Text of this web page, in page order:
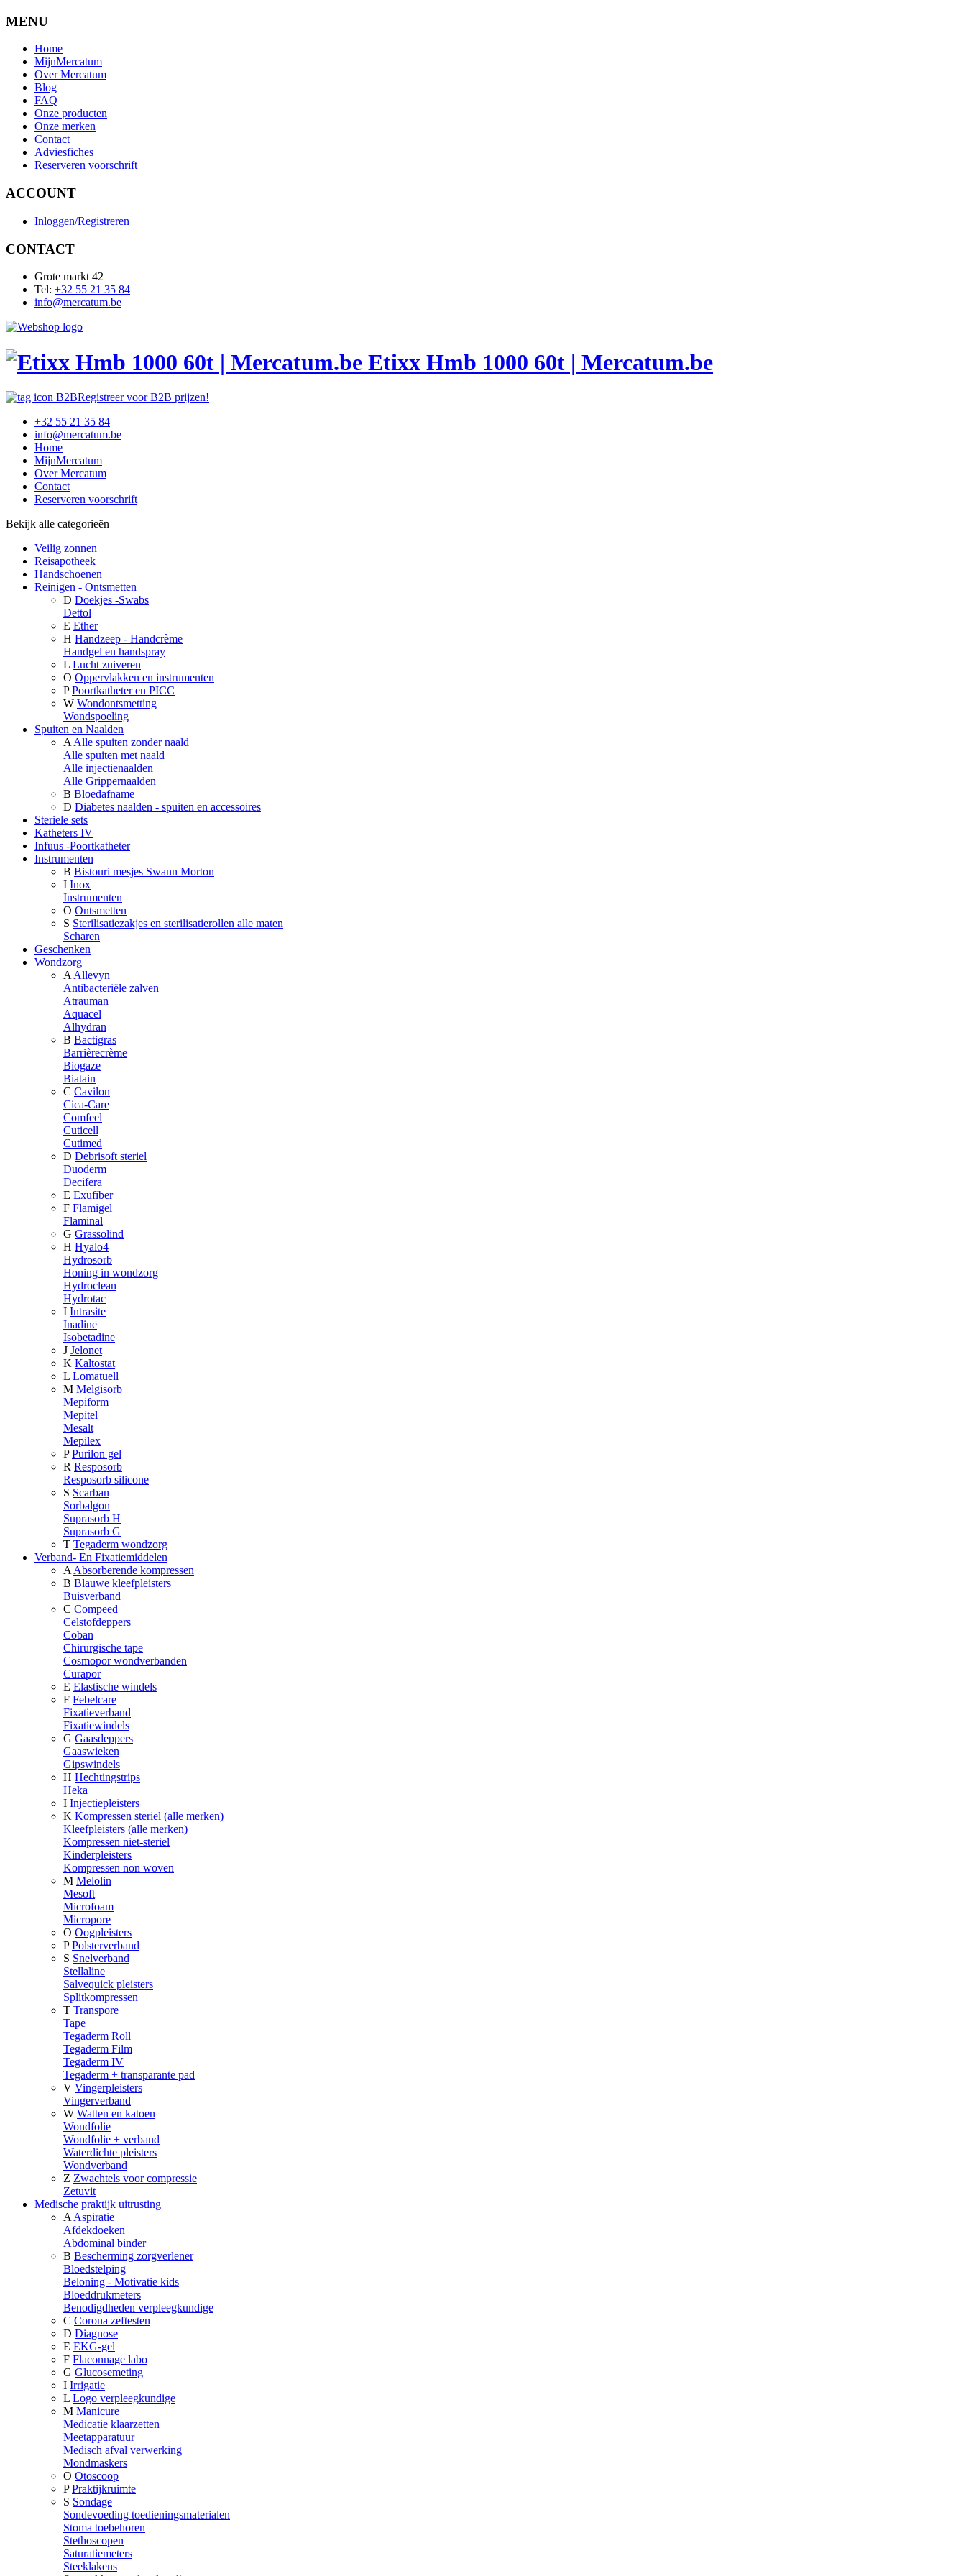
MENU
Home
MijnMercatum
Over Mercatum
Blog
FAQ
Onze producten
Onze merken
Contact
Adviesfiches
Reserveren voorschrift
ACCOUNT
Inloggen/Registreren
CONTACT
Grote markt 42
Tel: +32 55 21 35 84
info@mercatum.be
Etixx Hmb 1000 60t | Mercatum.be
Registreer voor B2B prijzen!
+32 55 21 35 84
info@mercatum.be
Home
MijnMercatum
Over Mercatum
Contact
Reserveren voorschrift
Bekijk alle categorieën
Veilig zonnen
Reisapotheek
Handschoenen
Reinigen - Ontsmetten
D Doekjes -Swabs
Dettol
E Ether
H Handzeep - Handcrème
Handgel en handspray
L Lucht zuiveren
O Oppervlakken en instrumenten
P Poortkatheter en PICC
W Wondontsmetting
Wondspoeling
Spuiten en Naalden
A Alle spuiten zonder naald
Alle spuiten met naald
Alle injectienaalden
Alle Grippernaalden
B Bloedafname
D Diabetes naalden - spuiten en accessoires
Steriele sets
Katheters IV
Infuus -Poortkatheter
Instrumenten
B Bistouri mesjes Swann Morton
I Inox
Instrumenten
O Ontsmetten
S Sterilisatiezakjes en sterilisatierollen alle maten
Scharen
Geschenken
Wondzorg
A Allevyn
Antibacteriële zalven
Atrauman
Aquacel
Alhydran
B Bactigras
Barrièrecrème
Biogaze
Biatain
C Cavilon
Cica-Care
Comfeel
Cuticell
Cutimed
D Debrisoft steriel
Duoderm
Decifera
E Exufiber
F Flamigel
Flaminal
G Grassolind
H Hyalo4
Hydrosorb
Honing in wondzorg
Hydroclean
Hydrotac
I Intrasite
Inadine
Isobetadine
J Jelonet
K Kaltostat
L Lomatuell
M Melgisorb
Mepiform
Mepitel
Mesalt
Mepilex
P Purilon gel
R Resposorb
Resposorb silicone
S Scarban
Sorbalgon
Suprasorb H
Suprasorb G
T Tegaderm wondzorg
Verband- En Fixatiemiddelen
A Absorberende kompressen
B Blauwe kleefpleisters
Buisverband
C Compeed
Celstofdeppers
Coban
Chirurgische tape
Cosmopor wondverbanden
Curapor
E Elastische windels
F Febelcare
Fixatieverband
Fixatiewindels
G Gaasdeppers
Gaaswieken
Gipswindels
H Hechtingstrips
Heka
I Injectiepleisters
K Kompressen steriel (alle merken)
Kleefpleisters (alle merken)
Kompressen niet-steriel
Kinderpleisters
Kompressen non woven
M Melolin
Mesoft
Microfoam
Micropore
O Oogpleisters
P Polsterverband
S Snelverband
Stellaline
Salvequick pleisters
Splitkompressen
T Transpore
Tape
Tegaderm Roll
Tegaderm Film
Tegaderm IV
Tegaderm + transparante pad
V Vingerpleisters
Vingerverband
W Watten en katoen
Wondfolie
Wondfolie + verband
Waterdichte pleisters
Wondverband
Z Zwachtels voor compressie
Zetuvit
Medische praktijk uitrusting
A Aspiratie
Afdekdoeken
Abdominal binder
B Bescherming zorgverlener
Bloedstelping
Beloning - Motivatie kids
Bloeddrukmeters
Benodigdheden verpleegkundige
C Corona zeftesten
D Diagnose
E EKG-gel
F Flaconnage labo
G Glucosemeting
I Irrigatie
L Logo verpleegkundige
M Manicure
Medicatie klaarzetten
Meetapparatuur
Medisch afval verwerking
Mondmaskers
O Otoscoop
P Praktijkruimte
S Sondage
Sondevoeding toedieningsmaterialen
Stoma toebehoren
Stethoscopen
Saturatiemeters
Steeklakens